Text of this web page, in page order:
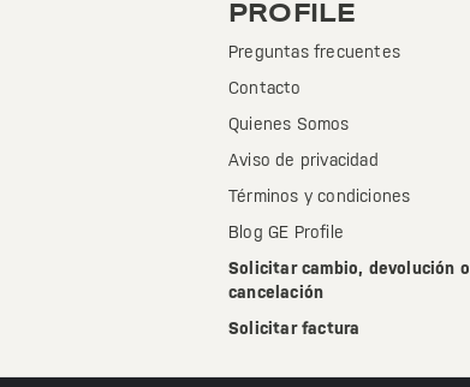
PROFILE
Preguntas frecuentes
Contacto
Quienes Somos
Aviso de privacidad
Términos y condiciones
Blog GE Profile
Solicitar cambio, devolución o
cancelación
Solicitar factura